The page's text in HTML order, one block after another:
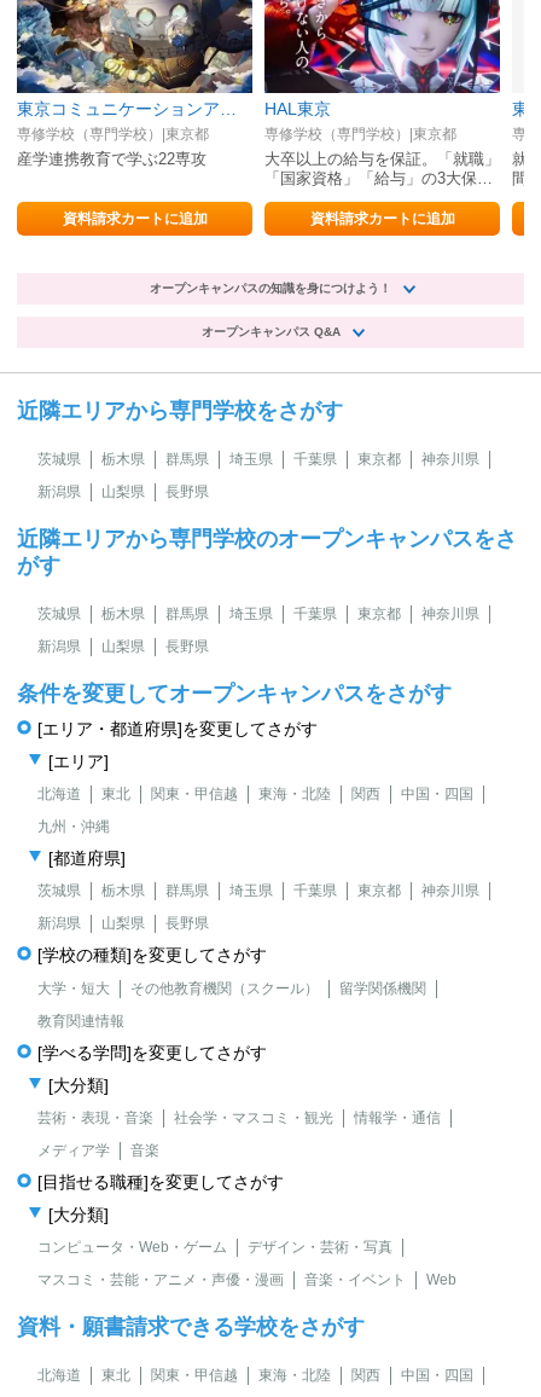
専修学校（専門学校）|東京都
産学連携教育で学ぶ22専攻
資料請求カートに追加
HAL東京
専修学校（専門学校）|東京都
大卒以上の給与を保証。「就職」
「国家資格」「給与」の3大保証
は自信の証明。
資料請求カートに追加
専
就
間
事
オープンキャンパスの知識を身につけよう！
オープンキャンパス Q&A
近隣エリアから専門学校をさがす
茨城県 栃木県 群馬県 埼玉県 千葉県 東京都
神奈川県
新潟県
山梨県 長野県
近隣エリアから専門学校のオープンキャンパスをさ
がす
茨城県 栃木県 群馬県 埼玉県 千葉県 東京都
神奈川県
新潟県
山梨県 長野県
条件を変更してオープンキャンパスをさがす
[エリア・都道府県]を変更してさがす
[エリア]
北海道 東北 関東・甲信越 東海・北陸 関西
中国・四国
九州・沖縄
[都道府県]
茨城県 栃木県 群馬県 埼玉県 千葉県 東京都
神奈川県
新潟県
山梨県 長野県
[学校の種類]を変更してさがす
大学・短大 その他教育機関（スクール）
留学関係機関
教育関連情報
[学べる学問]を変更してさがす
[大分類]
芸術・表現・音楽 社会学・マスコミ・観光
情報学・通信
メディア学
音楽
[目指せる職種]を変更してさがす
[大分類]
コンピュータ・Web・ゲーム
デザイン・芸術・写真
マスコミ・芸能・アニメ・声優・漫画
音楽・イベント Web
資料・願書請求できる学校をさがす
北海道 東北 関東・甲信越 東海・北陸 関西 中国・四国